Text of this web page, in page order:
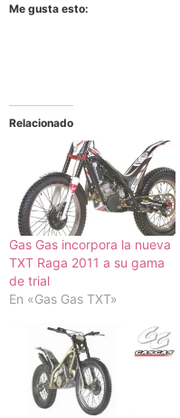
Me gusta esto:
Relacionado
Gas Gas incorpora la nueva
TXT Raga 2011 a su gama
de trial
En «Gas Gas TXT»